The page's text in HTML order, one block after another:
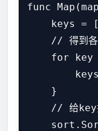
func
keys =
// 得到
for key
    }
// 给key